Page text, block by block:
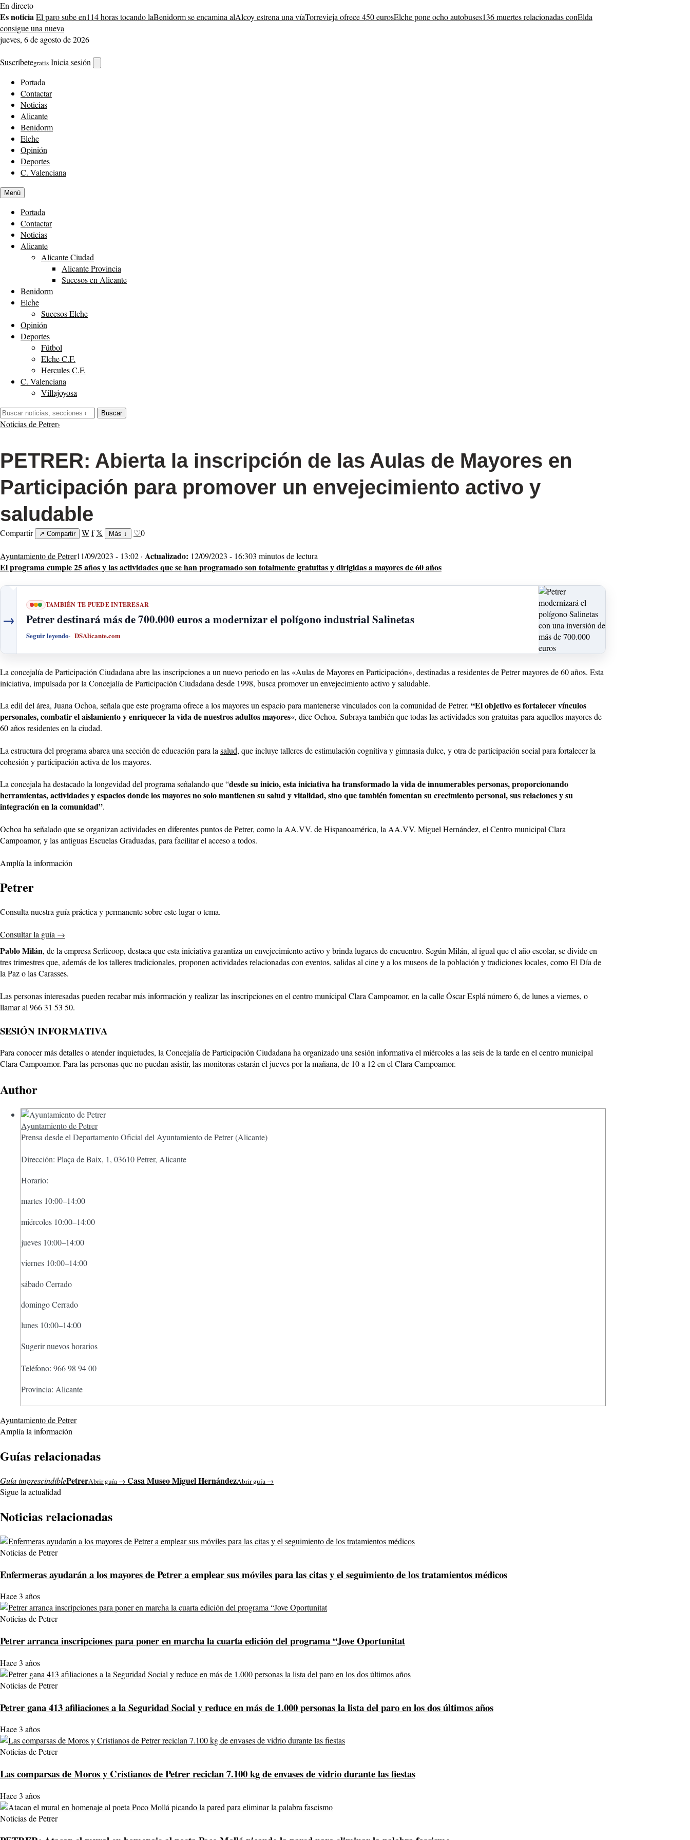
Saltar
al
contenido
En directo
Es noticiaEl paro sube en114 horas tocando laBenidorm se encamina alAlcoy estrena una víaTorrevieja ofrece 450 eurosElche pone ocho autobuses136 muertes relacionadas conElda
consigue una nueva
jueves, 6 de agosto de 2026
Suscríbetegratis Inicia sesión
buscador
Portada
Contactar
Noticias
Alicante
Benidorm
Elche
Opinión
Deportes
C. Valenciana
Menú
Portada
Contactar
Noticias
Alicante
Alicante Ciudad
Alicante Provincia
Sucesos en Alicante
Benidorm
Elche
Sucesos Elche
Opinión
Deportes
Fútbol
Elche C.F.
Hercules C.F.
C. Valenciana
Villajoyosa
Buscar:
Buscar
Noticias de Petrer›
PETRER: Abierta la inscripción de las Aulas de Mayores en
Participación para promover un envejecimiento activo y
saludable
Compartir ↗ Compartir Wf 𝕏 Más ↓ ♡0
Ayuntamiento de Petrer11/09/2023 - 13:02 · Actualizado: 12/09/2023 - 16:303 minutos de lectura
El programa cumple 25 años y las actividades que se han programado son totalmente gratuitas y dirigidas a mayores de 60 años
→
TAMBIÉN TE PUEDE INTERESAR
Petrer destinará más de 700.000 euros a modernizar el polígono industrial Salinetas
Seguir leyendo DSAlicante.com
La concejalía de Participación Ciudadana abre las inscripciones a un nuevo periodo en las «Aulas de Mayores en Participación», destinadas a residentes de Petrer mayores de 60 años. Esta
iniciativa, impulsada por la Concejalía de Participación Ciudadana desde 1998, busca promover un envejecimiento activo y saludable.
La edil del área, Juana Ochoa, señala que este programa ofrece a los mayores un espacio para mantenerse vinculados con la comunidad de Petrer. “El objetivo es fortalecer vínculos
personales, combatir el aislamiento y enriquecer la vida de nuestros adultos mayores«, dice Ochoa. Subraya también que todas las actividades son gratuitas para aquellos mayores de
60 años residentes en la ciudad.
La estructura del programa abarca una sección de educación para la salud, que incluye talleres de estimulación cognitiva y gimnasia dulce, y otra de participación social para fortalecer la
cohesión y participación activa de los mayores.
La concejala ha destacado la longevidad del programa señalando que “desde su inicio, esta iniciativa ha transformado la vida de innumerables personas, proporcionando
herramientas, actividades y espacios donde los mayores no solo mantienen su salud y vitalidad, sino que también fomentan su crecimiento personal, sus relaciones y su
integración en la comunidad”.
Ochoa ha señalado que se organizan actividades en diferentes puntos de Petrer, como la AA.VV. de Hispanoamérica, la AA.VV. Miguel Hernández, el Centro municipal Clara
Campoamor, y las antiguas Escuelas Graduadas, para facilitar el acceso a todos.
Amplía la información
Petrer
Consulta nuestra guía práctica y permanente sobre este lugar o tema.
Consultar la guía →
Pablo Milán, de la empresa Serlicoop, destaca que esta iniciativa garantiza un envejecimiento activo y brinda lugares de encuentro. Según Milán, al igual que el año escolar, se divide en
tres trimestres que, además de los talleres tradicionales, proponen actividades relacionadas con eventos, salidas al cine y a los museos de la población y tradiciones locales, como El Día de
la Paz o las Carasses.
Las personas interesadas pueden recabar más información y realizar las inscripciones en el centro municipal Clara Campoamor, en la calle Óscar Esplá número 6, de lunes a viernes, o
llamar al 966 31 53 50.
SESIÓN INFORMATIVA
Para conocer más detalles o atender inquietudes, la Concejalía de Participación Ciudadana ha organizado una sesión informativa el miércoles a las seis de la tarde en el centro municipal
Clara Campoamor. Para las personas que no puedan asistir, las monitoras estarán el jueves por la mañana, de 10 a 12 en el Clara Campoamor.
Author
Ayuntamiento de Petrer
Prensa desde el Departamento Oficial del Ayuntamiento de Petrer (Alicante)
Dirección: Plaça de Baix, 1, 03610 Petrer, Alicante
Horario:
martes 10:00–14:00
miércoles 10:00–14:00
jueves 10:00–14:00
viernes 10:00–14:00
sábado Cerrado
domingo Cerrado
lunes 10:00–14:00
Sugerir nuevos horarios
Teléfono: 966 98 94 00
Provincia: Alicante
Ayuntamiento de Petrer
Amplía la información
Guías relacionadas
Guía imprescindiblePetrerAbrir guía → Casa Museo Miguel HernándezAbrir guía →
Sigue la actualidad
Noticias relacionadas
Noticias de Petrer
Enfermeras ayudarán a los mayores de Petrer a emplear sus móviles para las citas y el seguimiento de los tratamientos médicos
Hace 3 años
Noticias de Petrer
Petrer arranca inscripciones para poner en marcha la cuarta edición del programa “Jove Oportunitat
Hace 3 años
Noticias de Petrer
Petrer gana 413 afiliaciones a la Seguridad Social y reduce en más de 1.000 personas la lista del paro en los dos últimos años
Hace 3 años
Noticias de Petrer
Las comparsas de Moros y Cristianos de Petrer reciclan 7.100 kg de envases de vidrio durante las fiestas
Hace 3 años
Noticias de Petrer